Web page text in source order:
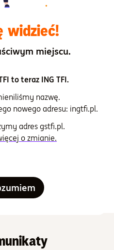
rozwoju
ze
widzieć!
miejscu.
to teraz ING TFI.
nazwę.
nowego adresu: ingtfi.pl.
adres gstfi.pl.
o zmianie.